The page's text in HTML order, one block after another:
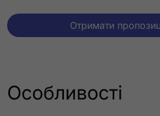
Отримати
Особливості